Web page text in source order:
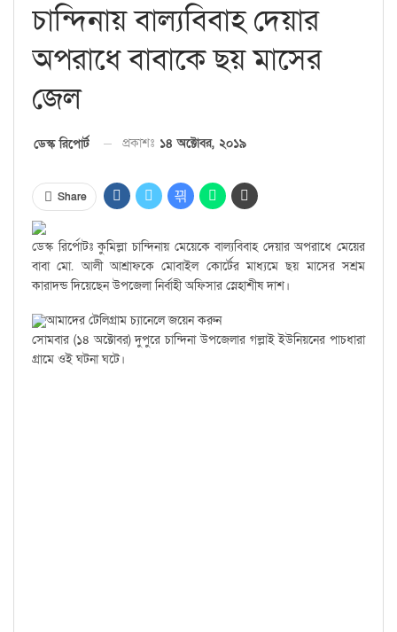
চান্দিনায় বাল্যবিবাহ দেয়ার
অপরাধে বাবাকে ছয় মাসের
জেল
ডেস্ক রিপোর্ট প্রকাশঃ ১৪ অক্টোবর, ২০১৯
Share
ডেস্ক রির্পোটঃ কুমিল্লা চান্দিনায় মেয়েকে বাল্যবিবাহ দেয়ার অপরাধে মেয়ের
বাবা মো. আলী আশ্রাফকে মোবাইল কোর্টের মাধ্যমে ছয় মাসের সশ্রম
কারাদন্ড দিয়েছেন উপজেলা নির্বাহী অফিসার স্নেহাশীষ দাশ।
আমাদের টেলিগ্রাম চ্যানেলে জয়েন করুন
সোমবার (১৪ অক্টোবর) দুপুরে চান্দিনা উপজেলার গল্লাই ইউনিয়নের পাচধারা
গ্রামে ওই ঘটনা ঘটে।